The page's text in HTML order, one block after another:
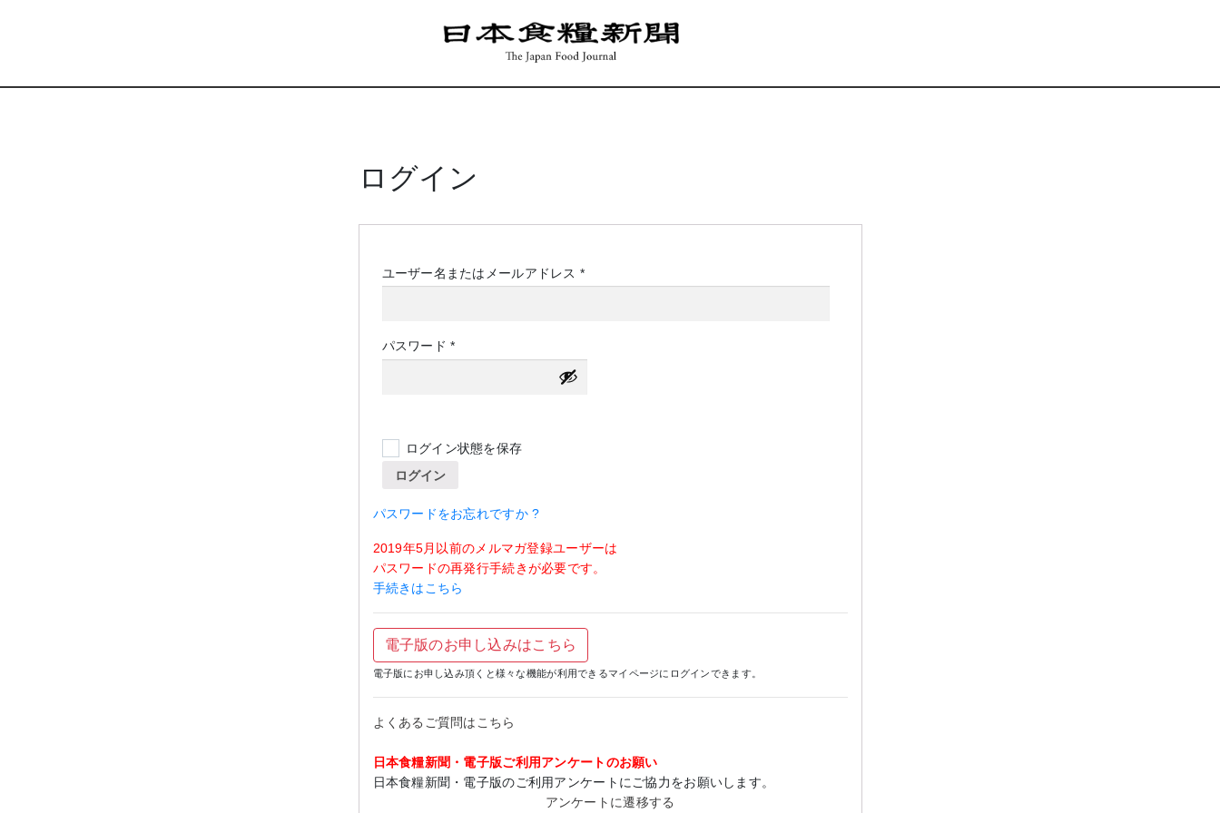
ログイン
ユーザー名またはメールアドレス *必
パスワード*必
須
ログイン状態を保存
ログイン
パスワードをお忘れですか ?
2019年5月以前のメルマガ登録ユーザーは
パスワードの再発行手続きが必要です。
手続きはこちら
電子版のお申し込みはこちら
電子版にお申し込み頂くと様々な機能が利用できるマイページにログインできます。
よくあるご質問はこちら
日本食糧新聞・電子版ご利用アンケートのお願い
日本食糧新聞・電子版のご利用アンケートにご協力をお願いします。
アンケートに遷移する